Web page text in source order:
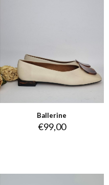
Ballerine
€99,00